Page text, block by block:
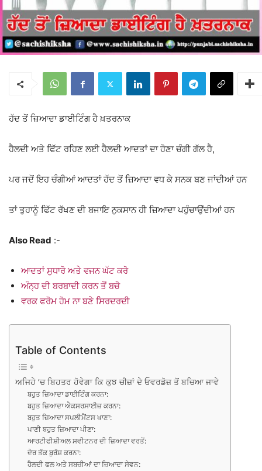
ਹੱਦ ਤੋਂ ਜ਼ਿਆਦਾ ਡਾਈਟਿੰਗ ਹੈ ਖ਼ਤਰਨਾਕ
ਹੈਲਦੀ ਅਤੇ ਫਿੱਟ ਰਹਿਣ ਲਈ ਹੈਲਦੀ ਆਦਤਾਂ ਦਾ ਹੋਣਾ ਚੰਗੀ ਗੱਲ ਹੈ,
ਪਰ ਜਦੋਂ ਇਹ ਚੰਗੀਆਂ ਆਦਤਾਂ ਹੱਦ ਤੋਂ ਜ਼ਿਆਦਾ ਵਧ ਕੇ ਸਨਕ ਬਣ ਜਾਂਦੀਆਂ ਹਨ
ਤਾਂ ਤੁਹਾਨੂੰ ਫਿੱਟ ਰੱਖਣ ਦੀ ਬਜਾਇ ਨੁਕਸਾਨ ਹੀ ਜ਼ਿਆਦਾ ਪਹੁੰਚਾਉਂਦੀਆਂ ਹਨ
Also Read :-
ਆਦਤਾਂ ਸੁਧਾਰੋ ਅਤੇ ਵਜਨ ਘੱਟ ਕਰੋ
ਅੰਨ੍ਹ ਦੀ ਬਰਬਾਦੀ ਕਰਨ ਤੋਂ ਬਚੋ
ਵਰਕ ਫਰੋਮ ਹੋਮ ਨਾ ਬਣੇ ਸਿਰਦਰਦੀ
Table of Contents
ਅਜਿਹੇ ’ਚ ਬਿਹਤਰ ਹੋਵੇਗਾ ਕਿ ਕੁਝ ਚੀਜ਼ਾਂ ਦੇ ਓਵਰਡੋਜ਼ ਤੋਂ ਬਚਿਆ ਜਾਵੇ
ਬਹੁਤ ਜ਼ਿਆਦਾ ਡਾਈਟਿੰਗ ਕਰਨਾ:
ਬਹੁਤ ਜ਼ਿਆਦਾ ਐਕਸਰਸਾਈਜ਼ ਕਰਨਾ:
ਬਹੁਤ ਜ਼ਿਆਦਾ ਸਪਲੀਮੈਂਟਸ ਖਾਣਾ:
ਪਾਣੀ ਬਹੁਤ ਜ਼ਿਆਦਾ ਪੀਣਾ:
ਆਰਟੀਫੀਸ਼ੀਅਲ ਸਵੀਟਨਰ ਦੀ ਜ਼ਿਆਦਾ ਵਰਤੋਂ:
ਦੇਰ ਤੱਕ ਬੁਰੱਸ਼ ਕਰਨਾ:
ਹੈਲਦੀ ਫਲ ਅਤੇ ਸਬਜ਼ੀਆਂ ਦਾ ਜ਼ਿਆਦਾ ਸੇਵਨ: